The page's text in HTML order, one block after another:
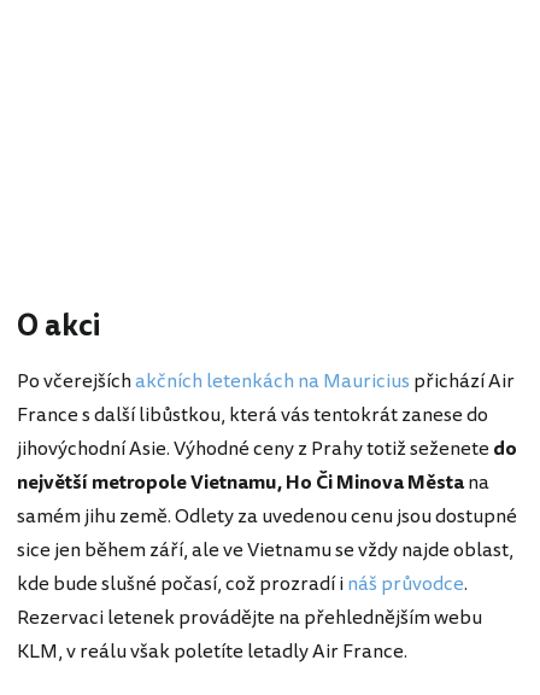
O akci
Po včerejšíchakčních letenkách na Mauricius přichází Air
France s další libůstkou, která vás tentokrát zanese do
jihovýchodní Asie. Výhodné ceny z Prahy totiž seženete do
největší metropole Vietnamu, Ho Či Minova Městana
samém jihu země. Odlety za uvedenou cenu jsou dostupné
sice jen během září, ale ve Vietnamu se vždy najde oblast,
kde bude slušné počasí, což prozradí ináš průvodce.
Rezervaci letenek provádějte na přehlednějším webu
KLM, v reálu však poletíte letadly Air France.